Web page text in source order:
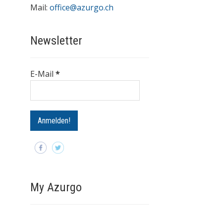
Mail:office@azurgo.ch
Newsletter
E-Mail*
My Azurgo